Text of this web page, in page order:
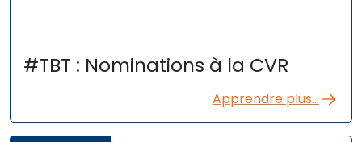
#TBT : Nominations à la CVR
Apprendre plus...